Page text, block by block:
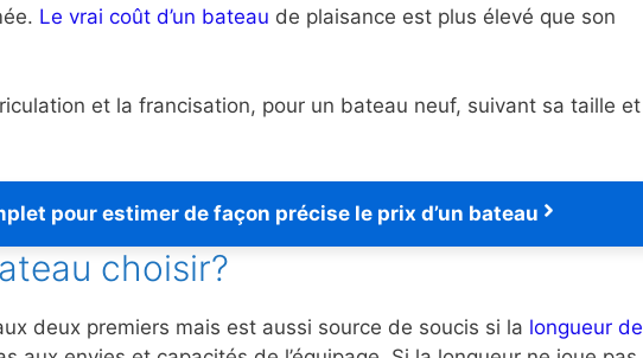
Le vrai coût d’un bateau de plaisance est plus élevé que son
et la francisation, pour un bateau neuf, suivant sa taille et
pour estimer de façon précise le prix d’un bateau
choisir?
deux premiers mais est aussi source de soucis si la longueur de